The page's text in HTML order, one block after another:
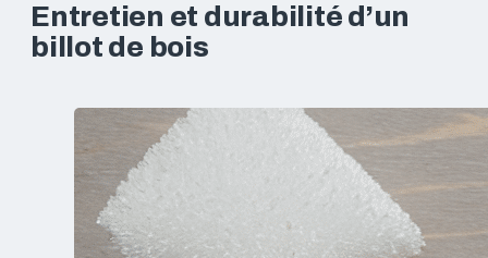
Entretien et durabilité d’un
billot de bois